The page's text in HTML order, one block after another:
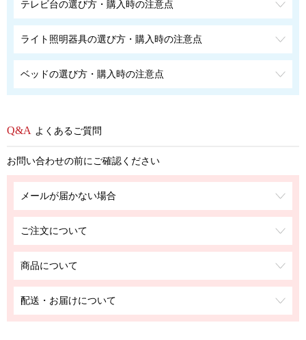
テレビ台の選び方・購入時の注意点
ライト照明器具の選び方・購入時の注意点
ベッドの選び方・購入時の注意点
よくあるご質問
お問い合わせの前にご確認ください
メールが届かない場合
ご注文について
商品について
配送・お届けについて